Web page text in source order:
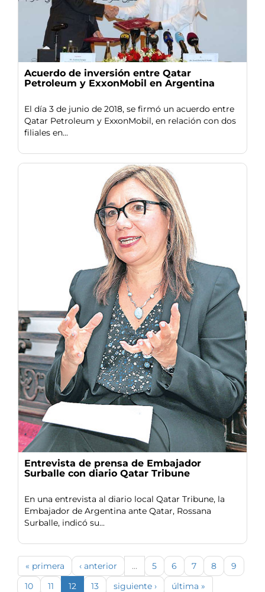
Acuerdo de inversión entre Qatar
Petroleum y ExxonMobil en Argentina
El día 3 de junio de 2018, se firmó un acuerdo entre
Qatar Petroleum y ExxonMobil, en relación con dos
filiales en...
Entrevista de prensa de Embajador
Surballe con diario Qatar Tribune
En una entrevista al diario local Qatar Tribune, la
Embajador de Argentina ante Qatar, Rossana
Surballe, indicó su...
« primera ‹ anterior … 5 6 7 8
9
10
11 12 13 siguiente › última »